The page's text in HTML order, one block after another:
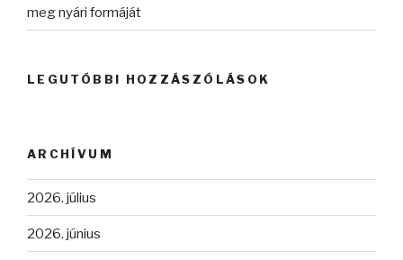
meg nyári formáját
LEGUTÓBBI HOZZÁSZÓLÁSOK
ARCHÍVUM
2026. július
2026. június